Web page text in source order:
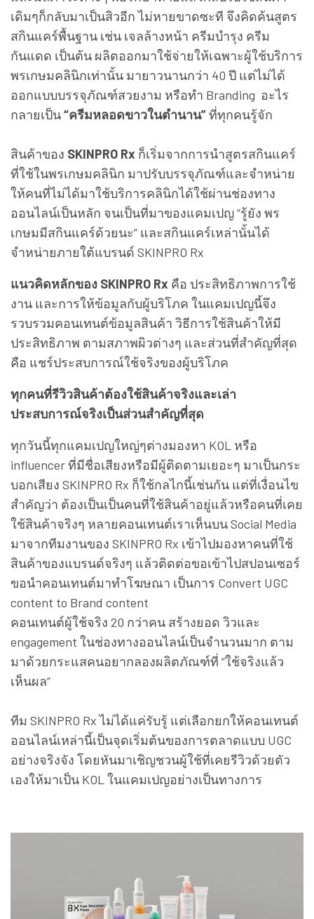
เดิมๆก็กลับมาเป็นสิวอีก ไม่หายขาดซะที จึงคิดค้นสูตร
สกินแคร์พื้นฐาน เช่น เจลล้างหน้า ครีมบำรุง ครีม
กันแดด เป็นต้น ผลิตออกมาใช้จ่ายให้เฉพาะผู้ใช้บริการ
พรเกษมคลินิกเท่านั้น มายาวนานกว่า 40 ปี แต่ไม่ได้
ออกแบบบรรจุภัณฑ์สวยงาม หรือทำ Branding อะไร
กลายเป็น“ครีมหลอดขาวในตำนาน”ที่ทุกคนรู้จัก
สินค้าของ SKINPRO Rx ก็เริ่มจากการนำสูตรสกินแคร์
ที่ใช้ในพรเกษมคลินิก มาปรับบรรจุภัณฑ์และจำหน่าย
ให้คนที่ไม่ได้มาใช้บริการคลินิกได้ใช้ผ่านช่องทาง
ออนไลน์เป็นหลัก จนเป็นที่มาของแคมเปญ “รู้ยัง พร
เกษมมีสกินแคร์ด้วยนะ” และสกินแคร์เหล่านั้นได้
จำหน่ายภายใต้แบรนด์ SKINPRO Rx
แนวคิดหลักของ SKINPRO Rx คือ ประสิทธิภาพการใช้
งาน และการให้ข้อมูลกับผู้บริโภค ในแคมเปญนี้จึง
รวบรวมคอนเทนต์ข้อมูลสินค้า วิธีการใช้สินค้าให้มี
ประสิทธิภาพ ตามสภาพผิวต่างๆ และส่วนที่สำคัญที่สุด
คือ แชร์ประสบการณ์ใช้จริงของผู้บริโภค
ทุกคนที่รีวิวสินค้าต้องใช้สินค้าจริงและเล่า
ประสบการณ์จริงเป็นส่วนสำคัญที่สุด
ทุกวันนี้ทุกแคมเปญใหญ่ๆต่างมองหา KOL หรือ
influencer ที่มีชื่อเสียงหรือมีผู้ติดตามเยอะๆ มาเป็นกระ
บอกเสียง SKINPRO Rx ก็ใช้กลไกนี้เช่นกัน แต่ที่เงื่อนไข
สำคัญว่า ต้องเป็นเป็นคนที่ใช้สินค้าอยู่แล้วหรือคนที่เคย
ใช้สินค้าจริงๆ หลายคอนเทนต์เราเห็นบน Social Media
มาจากทีมงานของ SKINPRO Rx เข้าไปมองหาคนที่ใช้
สินค้าของแบรนด์จริงๆ แล้วติดต่อขอเข้าไปสปอนเซอร์
ขอนำคอนเทนต์มาทำโฆษณา เป็นการ Convert UGC
content to Brand content
คอนเทนต์ผู้ใช้จริง 20 กว่าคน สร้างยอด วิวและ
engagement ในช่องทางออนไลน์เป็นจำนวนมาก ตาม
มาด้วยกระแสคนอยากลองผลิตภัณฑ์ที่ “ใช้จริงแล้ว
เห็นผล”
ทีม SKINPRO Rx ไม่ได้แค่รับรู้ แต่เลือกยกให้คอนเทนต์
ออนไลน์เหล่านี้เป็นจุดเริ่มต้นของการตลาดแบบ UGC
อย่างจริงจัง โดยหันมาเชิญชวนผู้ใช้ที่เคยรีวิวด้วยตัว
เองให้มาเป็น KOL ในแคมเปญอย่างเป็นทางการ